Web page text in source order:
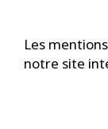
Les
notre site